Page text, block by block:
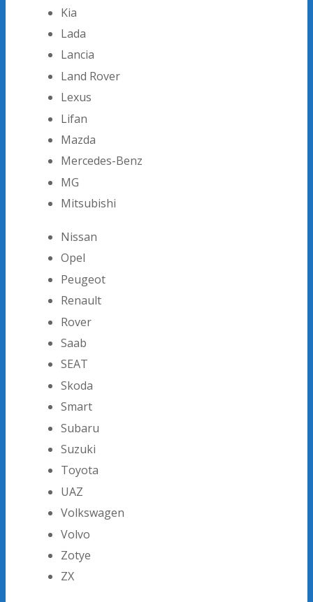
Kia
Lada
Lancia
Land Rover
Lexus
Lifan
Mazda
Mercedes-Benz
MG
Mitsubishi
Nissan
Opel
Peugeot
Renault
Rover
Saab
SEAT
Skoda
Smart
Subaru
Suzuki
Toyota
UAZ
Volkswagen
Volvo
Zotye
ZX